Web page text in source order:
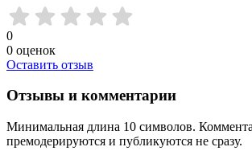
0
0 оценок
Оставить отзыв
Отзывы и комментарии
Минимальная длина 10 символов.
премодерируются и публикуются не сразу.